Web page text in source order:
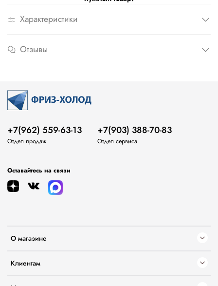
Характеристики
Отзывы
О магазине
Клиентам
+7(962) 559-63-13
Отдел продаж
+7(903) 388-70-83
Отдел сервиса
Оставайтесь на связи